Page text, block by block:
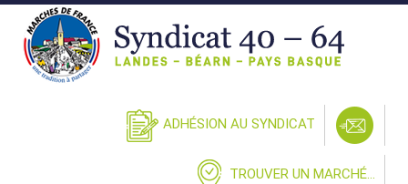
ADHÉSION AU SYNDICAT
TROUVER UN MARCHÉ...